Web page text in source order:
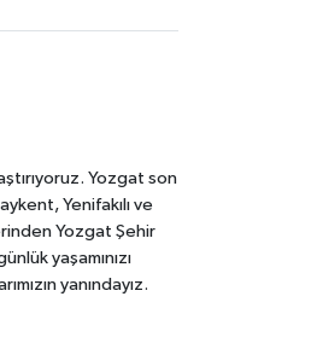
Yozgat son
Yenifakılı ve
Yozgat Şehir
yaşamınızı
yanındayız.